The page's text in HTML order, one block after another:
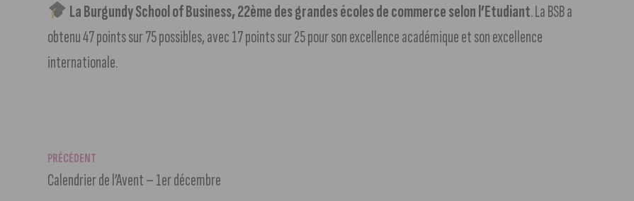
La Burgundy School of Business, 22ème des grandes écoles de commerce selon l’Etudiant. La BSB a
obtenu 47 points sur 75 possibles, avec 17 points sur 25 pour son excellence académique et son excellence
internationale.
PRÉCÉDENT
Calendrier de l’Avent – 1er décembre